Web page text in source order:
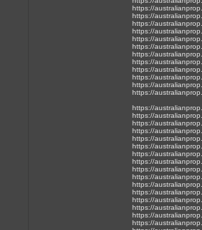
https://
https://
https://
https://
https://
https://
https://
https://
https://
https://
https://
https://
https://
https://
https://
https://
https://
https://
https://
https://
https://
https://
https://
https://
https://
https://
https://
https://